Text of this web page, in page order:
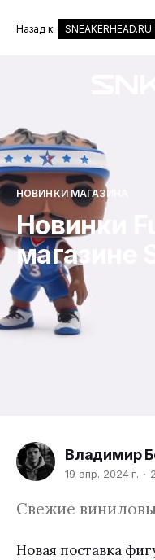
Назад к SNEAKERHEAD.RU
НОВИНКИ МАГАЗИНА
Новинки
магазине
Владимир
19 апр. 2024 г.
Свежие
Новая поставка